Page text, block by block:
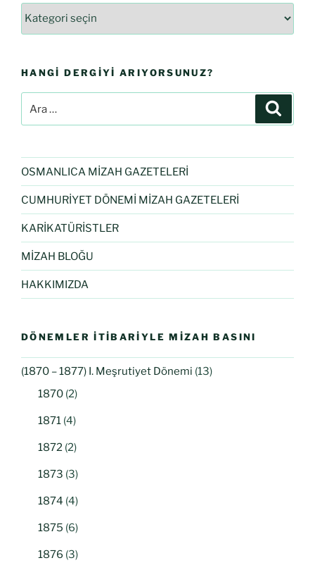
HANGI DERGIYI ARIYORSUNUZ?
OSMANLICA MİZAH GAZETELERİ
CUMHURİYET DÖNEMİ MİZAH GAZETELERİ
KARİKATÜRİSTLER
MİZAH BLOĞU
HAKKIMIZDA
DÖNEMLER İTIBARIYLE MIZAH BASINI
(1870 – 1877) I. Meşrutiyet Dönemi (13)
1870 (2)
1871 (4)
1872 (2)
1873 (3)
1874 (4)
1875 (6)
1876 (3)